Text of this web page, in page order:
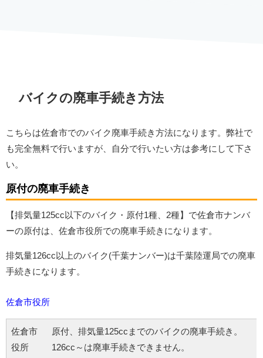
バイクの廃車手続き方法
こちらは佐倉市でのバイク廃車手続き方法になります。弊社で
も完全無料で行いますが、自分で行いたい方は参考にして下さ
い。
原付の廃車手続き
【排気量125cc以下のバイク・原付1種、2種】で佐倉市ナンバ
ーの原付は、佐倉市役所での廃車手続きになります。
排気量126cc以上のバイク(千葉ナンバー)は千葉陸運局での廃車
手続きになります。
佐倉市役所
佐倉市
役所
原付、排気量125ccまでのバイクの廃車手続き。
126cc～は廃車手続きできません。